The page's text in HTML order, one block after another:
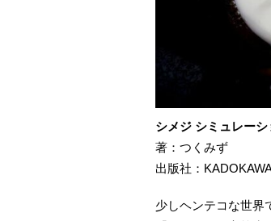
シメジ シミュレー
著：つくみず
出版社：
少しヘンテコな世界